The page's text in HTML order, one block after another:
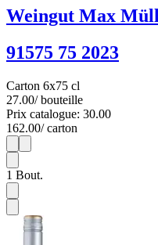
Weingut Max
91575 75 2023
Carton 6x75 cl
27.00/ bouteille
Prix catalogue: 30.00
162.00/ carton
1
1 Bout.